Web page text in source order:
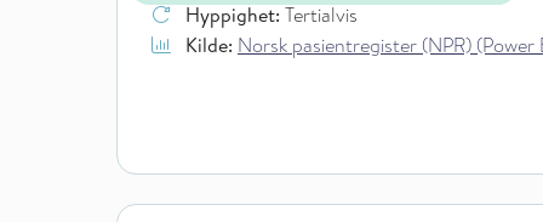
Hyppighet: Tertialvis
Kilde: Norsk pasientregister (NPR) (Power